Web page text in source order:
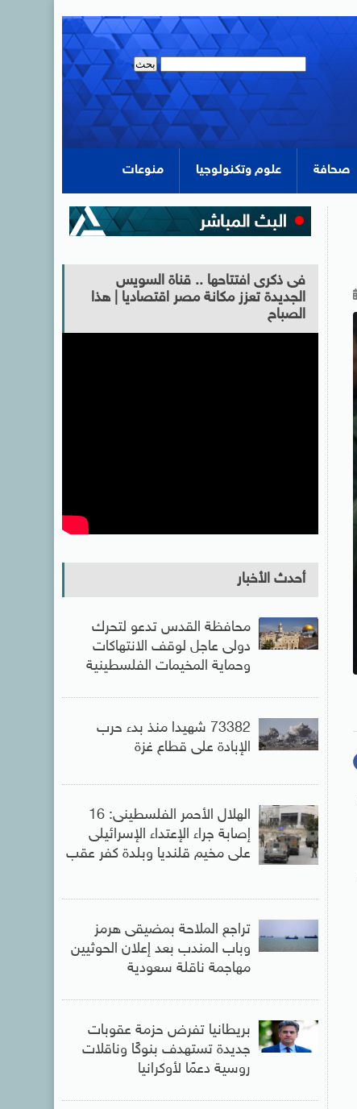
صحافة علوم وتكنولوجيا منوعات
فى ذكرى افتتاحها .. قناة السويس
الجديدة تعزز مكانة مصر اقتصاديا | هذا
الصباح
أحدث الأخبار
محافظة القدس تدعو لتحرك
دولى عاجل لوقف الانتهاكات
وحماية المخيمات الفلسطينية
73382 شهيدا منذ بدء حرب
الإبادة على قطاع غزة
الهلال الأحمر الفلسطينى: 16
إصابة جراء الإعتداء الإسرائيلى
على مخيم قلنديا وبلدة كفر عقب
تراجع الملاحة بمضيقى هرمز
وباب المندب بعد إعلان الحوثيين
مهاجمة ناقلة سعودية
بريطانيا تفرض حزمة عقوبات
جديدة تستهدف بنوكًا وناقلات
روسية دعمًا لأوكرانيا